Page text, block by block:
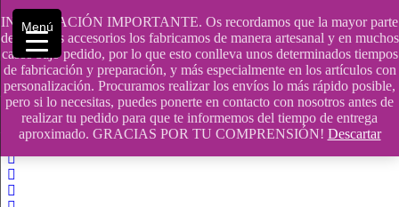
INFORMACIÓN IMPORTANTE. Os recordamos que la mayor parte
de nuestros accesorios los fabricamos de manera artesanal y en muchos
casos bajo pedido, por lo que esto conlleva unos determinados tiempos
de fabricación y preparación, y más especialmente en los artículos con
personalización. Procuramos realizar los envíos lo más rápido posible,
pero si lo necesitas, puedes ponerte en contacto con nosotros antes de
realizar tu pedido para que te informemos del tiempo de entrega
aproximado. GRACIAS POR TU COMPRENSIÓN! Descartar
Saltar
contenido
609241475 SOLO DE 10:00 a 14:00
info@hobbyaescala.com
San Fernando de Henares
10:00 - 14:00
Menú